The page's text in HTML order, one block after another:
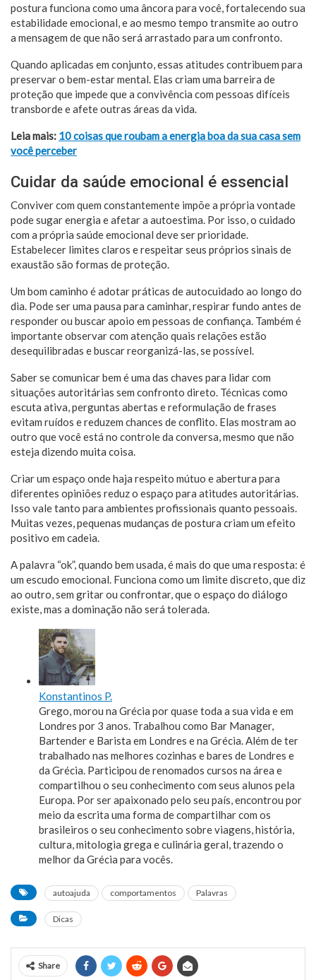
postura funciona como uma âncora para você, fortalecendo sua
estabilidade emocional, e ao mesmo tempo transmite ao outro
a mensagem de que não será arrastado para um confronto.
Quando aplicadas em conjunto, essas atitudes contribuem para
preservar o bem-estar mental. Elas criam uma barreira de
proteção que impede que a convivência com pessoas difíceis
transborde e afete outras áreas da vida.
Leia mais: 10 coisas que roubam a energia boa da sua casa sem
você perceber
Cuidar da saúde emocional é essencial
Conviver com quem constantemente impõe a própria vontade
pode sugar energia e afetar a autoestima. Por isso, o cuidado
com a própria saúde emocional deve ser prioridade.
Estabelecer limites claros e respeitar seus próprios sinais de
exaustão são formas de proteção.
Um bom caminho é adotar práticas de autocuidado ao longo do
dia. Pode ser uma pausa para caminhar, respirar fundo antes de
responder ou buscar apoio em pessoas de confiança. Também é
importante observar com atenção quais relações estão
desequilibradas e buscar reorganizá-las, se possível.
Saber se comunicar bem é uma das chaves para lidar com
situações autoritárias sem confronto direto. Técnicas como
escuta ativa, perguntas abertas e reformulação de frases
evitam ruídos e reduzem chances de conflito. Elas mostram ao
outro que você está no controle da conversa, mesmo que não
esteja dizendo muita coisa.
Criar um espaço onde haja respeito mútuo e abertura para
diferentes opiniões reduz o espaço para atitudes autoritárias.
Isso vale tanto para ambientes profissionais quanto pessoais.
Muitas vezes, pequenas mudanças de postura criam um efeito
positivo em cadeia.
A palavra “ok”, quando bem usada, é mais do que uma resposta: é
um escudo emocional. Funciona como um limite discreto, que diz
ao outro, sem gritar ou confrontar, que o espaço do diálogo
existe, mas a dominação não será tolerada.
Konstantinos P.
Grego, morou na Grécia por quase toda a sua vida e em
Londres por 3 anos. Trabalhou como Bar Manager,
Bartender e Barista em Londres e na Grécia. Além de ter
trabalhado nas melhores cozinhas e bares de Londres e
da Grécia. Participou de renomados cursos na área e
compartilhou o seu conhecimento com seus alunos pela
Europa. Por ser apaixonado pelo seu país, encontrou por
meio da escrita uma forma de compartilhar com os
brasileiros o seu conhecimento sobre viagens, história,
cultura, mitologia grega e culinária geral, trazendo o
melhor da Grécia para vocês.
autoajuda comportamentos Palavras
Dicas
Share